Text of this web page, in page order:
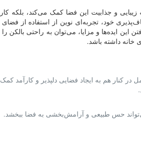
زیبایی و جذابیت این فضا کمک می‌کند،
خود، تجربه‌ای نوین از استفاده از
این ایده‌ها و مزایا، می‌توان به راحتی
خانه داشته باشد.
کنار هم به ایجاد فضایی دلپذیر و کارآمد کمک
می‌تواند حس طبیعی و آرامش‌بخشی به فضا ببخشد.